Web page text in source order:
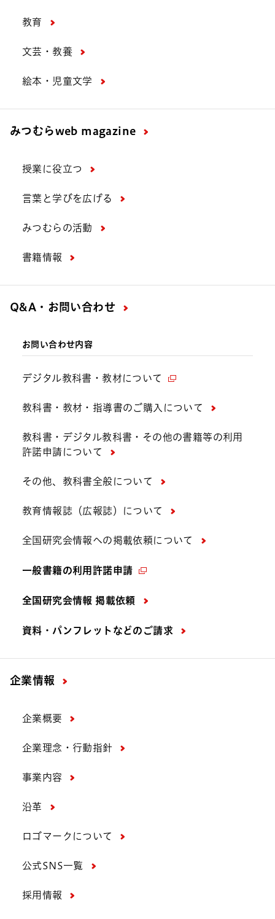
教育
文芸・教養
絵本・児童文学
みつむらweb magazine
授業に役立つ
言葉と学びを広げる
みつむらの活動
書籍情報
Q&A・お問い合わせ
お問い合わせ内容
デジタル教科書・教材について
教科書・教材・指導書のご購入について
教科書・デジタル教科書・その他の書籍等の利用
許諾申請について
その他、教科書全般について
教育情報誌（広報誌）について
全国研究会情報への掲載依頼について
一般書籍の利用許諾申請
全国研究会情報 掲載依頼
資料・パンフレットなどの ご請求
企業情報
企業概要
企業理念・行動指針
事業内容
沿革
ロゴマークについて
公式SNS一覧
採用情報